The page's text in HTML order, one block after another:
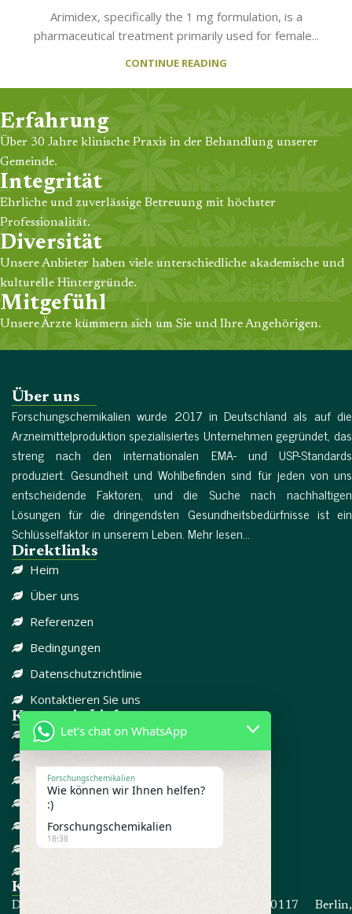
Arimidex, specifically the 1 mg formulation, is a
pharmaceutical treatment primarily used for female...
CONTINUE READING
Erfahrung
Über 30 Jahre klinische Praxis in der Behandlung unserer
Gemeinde.
Integrität
Ehrliche und zuverlässige Betreuung mit höchster
Professionalität.
Diversität
Unsere Anbieter haben viele unterschiedliche akademische und
kulturelle Hintergründe.
Mitgefühl
Unsere Ärzte kümmern sich um Sie und Ihre Angehörigen.
Über uns
Forschungschemikalien wurde 2017 in Deutschland als auf die
Arzneimittelproduktion spezialisiertes Unternehmen gegründet, das
streng nach den internationalen EMA- und USP-Standards
produziert. Gesundheit und Wohlbefinden sind für jeden von uns
entscheidende Faktoren, und die Suche nach nachhaltigen
Lösungen für die dringendsten Gesundheitsbedürfnisse ist ein
Schlüsselfaktor in unserem Leben. Mehr lesen...
Direktlinks
Heim
Über uns
Referenzen
Bedingungen
Datenschutzrichtlinie
Kontaktieren Sie uns
Kategorie-Links
DISSOZIATIV
CBD
FORSCHUNGSCHEMIKALIEN
GEGEN ANGST
ADD / ADHD
Kontakt informationen
Die Adresse: Kommandorstraße 80, 10117 Berlin,
Let's chat on WhatsApp
Forschungschemikalien
Wie können wir Ihnen helfen?
:)
Forschungschemikalien
18:38